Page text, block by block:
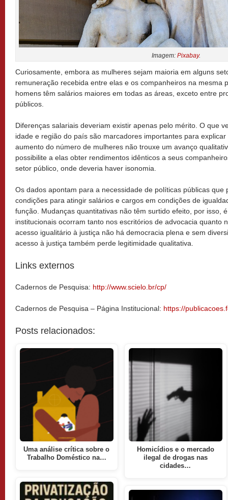
Imagem: Pixabay.
Curiosamente, embora as mulheres sejam maioria em alguns
remuneração recebida entre elas e os companheiros na mesma
homens têm salários maiores em todas as áreas, exceto entre
públicos.
Diferenças salariais deveriam existir apenas pelo mérito. O que
idade e região do país são marcadores importantes para
aumento do número de mulheres não trouxe um avanço
possibilite a elas obter rendimentos idênticos a seus
setor público, onde deveria haver isonomia.
Os dados apontam para a necessidade de políticas públicas que
condições para atingir salários e cargos em condições de
função. Mudanças quantitativas não têm surtido efeito, por isso,
institucionais ocorram tanto nos escritórios de advocacia quanto
acesso igualitário à justiça não há democracia plena e sem
acesso à justiça também perde legitimidade qualitativa.
Links externos
Cadernos de Pesquisa: http://www.scielo.br/cp/
Cadernos de Pesquisa – Página Institucional: https://
Posts relacionados:
Uma análise crítica sobre o
Trabalho Doméstico na…
Homicídios e o mercado
ilegal de drogas nas
cidades…